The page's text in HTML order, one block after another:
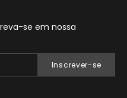
se em nossa
Inscrever-se